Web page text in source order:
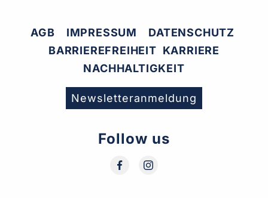
AGB IMPRESSUM
DATENSCHUTZ
BARRIEREFREIHEIT KARRIERE
NACHHALTIGKEIT
Newsletteranmeldung
Follow us